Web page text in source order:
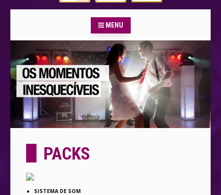
MENU
PACKS
SISTEMA DE SOM